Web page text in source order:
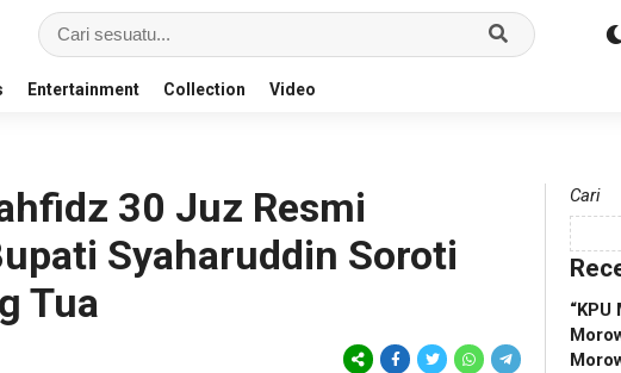
Entertainment Collection Video
30 Juz Resmi
Syaharuddin Soroti
Tua
Cari